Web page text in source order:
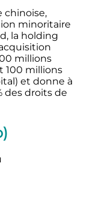
chinoise,
minoritaire
la holding
millions
100 millions
et donne à
des droits de